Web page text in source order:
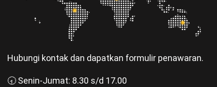
Hubungi kontak dan dapatkan formulir penawaran.
🕣 Senin-Jumat: 8.30 s/d 17.00